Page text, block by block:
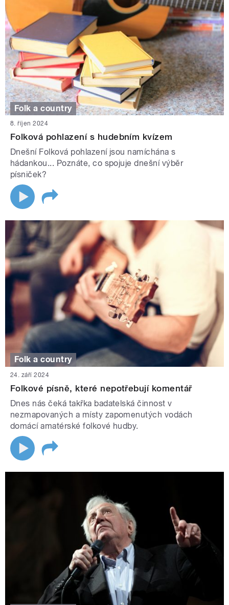
Folk a country
8. říjen 2024
Folková pohlazení s hudebním kvízem
Dnešní Folková pohlazení jsou namíchána s
hádankou... Poznáte, co spojuje dnešní výběr
písniček?
Folk a country
24. září 2024
Folkové písně, které nepotřebují komentář
Dnes nás čeká takřka badatelská činnost v
nezmapovaných a místy zapomenutých vodách
domácí amatérské folkové hudby.